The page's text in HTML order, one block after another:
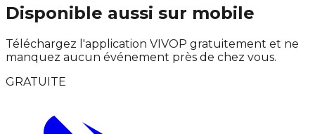
Disponible aussi sur mobile
Téléchargez l'application VIVOP gratuitement et ne
manquez aucun événement près de chez vous.
GRATUITE